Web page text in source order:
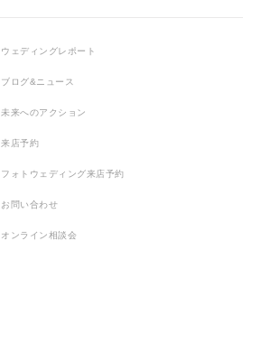
ウェディングレポート
ブログ&ニュース
未来へのアクション
来店予約
フォトウェディング来店予約
お問い合わせ
オンライン相談会